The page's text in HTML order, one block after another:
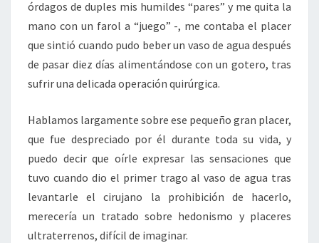
órdagos de duples mis humildes “pares” y me quita la
mano con un farol a “juego” -, me contaba el placer
que sintió cuando pudo beber un vaso de agua después
de pasar diez días alimentándose con un gotero, tras
sufrir una delicada operación quirúrgica.
Hablamos largamente sobre ese pequeño gran placer,
que fue despreciado por él durante toda su vida, y
puedo decir que oírle expresar las sensaciones que
tuvo cuando dio el primer trago al vaso de agua tras
levantarle el cirujano la prohibición de hacerlo,
merecería un tratado sobre hedonismo y placeres
ultraterrenos, difícil de imaginar.